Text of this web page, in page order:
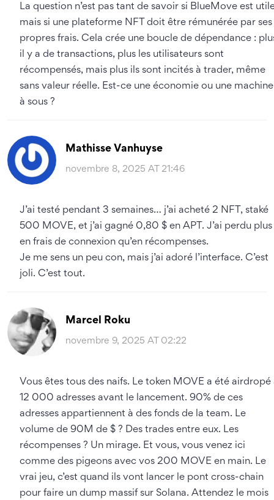
La question n’est pas tant de savoir si BlueMove est
mais si une plateforme NFT doit être rémunérée par ses
propres frais. Cela crée une boucle de dépendance :
il y a de transactions, plus les utilisateurs sont
récompensés, mais plus ils sont incités à trader, même
sans valeur réelle. Est-ce une économie ou une machine
à sous ?
Mathisse Vanhuyse
novembre 8, 2025 AT 21:46
J’ai testé pendant 3 semaines… j’ai acheté 2 NFT, staké
500 MOVE, et j’ai gagné 0,80 $ en APT. J’ai perdu plus
en frais de connexion qu’en récompenses.
Je me sens un peu con, mais j’ai adoré l’interface. C’est
joli. C’est tout.
Marcel Roku
novembre 9, 2025 AT 02:22
Vous êtes tous des naifs. Le token MOVE a été airdropé
12 000 adresses avant le lancement. 90% de ces
adresses appartiennent à des fonds de la team. Le
volume de 90M de $ ? Des trades entre eux. Les
récompenses ? Un mirage. Et vous, vous venez ici
comme des pigeons avec vos 200 MOVE en main. Le
vrai jeu, c’est quand ils vont lancer le pont cross-chain
pour faire un dump massif sur Solana. Attendez le mois